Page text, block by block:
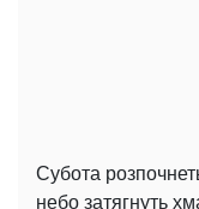
Субота
небо затягнуть